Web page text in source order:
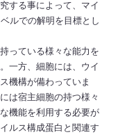
する事によって、マイ
ルでの解明を目標とし
っている様々な能力を
一方、細胞には、ウイ
機構が備わっていま
は宿主細胞の持つ様々
機能を利用する必要が
ルス構成蛋白と関連す